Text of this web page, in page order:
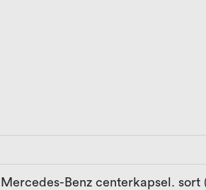
Mercedes-Benz centerkapsel. sort